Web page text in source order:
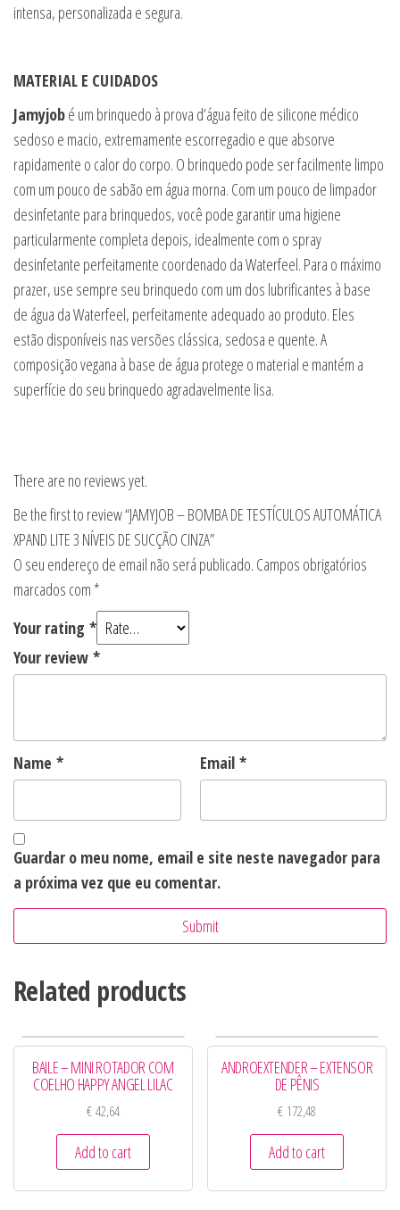
intensa, personalizada e segura.
MATERIAL E CUIDADOS
Jamyjobé um brinquedo à prova d’água feito de silicone médico
sedoso e macio, extremamente escorregadio e que absorve
rapidamente o calor do corpo. O brinquedo pode ser facilmente limpo
com um pouco de sabão em água morna. Com um pouco de limpador
desinfetante para brinquedos, você pode garantir uma higiene
particularmente completa depois, idealmente com o spray
desinfetante perfeitamente coordenado da Waterfeel. Para o máximo
prazer, use sempre seu brinquedo com um dos lubrificantes à base
de água da Waterfeel, perfeitamente adequado ao produto. Eles
estão disponíveis nas versões clássica, sedosa e quente. A
composição vegana à base de água protege o material e mantém a
superfície do seu brinquedo agradavelmente lisa.
There are no reviews yet.
Be the first to review “JAMYJOB – BOMBA DE TESTÍCULOS AUTOMÁTICA
XPAND LITE 3 NÍVEIS DE SUCÇÃO CINZA”
O seu endereço de email não será publicado. Campos obrigatórios
marcados com *
Your rating *
Your review *
Name * Email *
Guardar o meu nome, email e site neste navegador para
a próxima vez que eu comentar.
Related products
BAILE – MINI ROTADOR COM
COELHO HAPPY ANGEL LILAC
€42,64
Add to cart
ANDROEXTENDER – EXTENSOR
DE PÊNIS
€ 172,48
Add to cart